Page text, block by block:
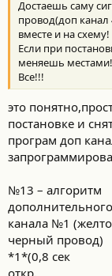
Достаешь саму
провод(доп
вместе и на схему!
Если при
меняешь местами!
Все!!!
это
постановке и
програм доп
№13 – алгоритм
дополнительного
канала №1
черный провод)
*1*(0,8 сек
откр.